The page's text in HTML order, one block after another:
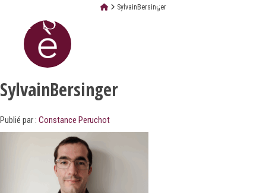
SylvainBersinger
SylvainBersinger
Publié par : Constance Peruchot